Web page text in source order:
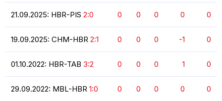
21.09.2025: HBR-PIS 2:0 0 0 0 0 0
19.09.2025: CHM-HBR 2:1 0 0 0 -1 0
01.10.2022: HBR-TAB 3:2 0 0 0 1 0
29.09.2022: MBL-HBR 1:0 0 0 0 0 0